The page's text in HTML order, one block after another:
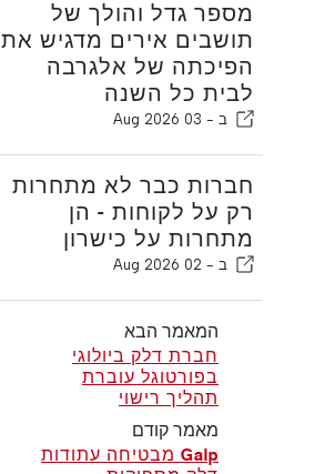
מספר גדל והולך של
תושבים אירים מדגיש את
הפיכתה של אלגרבה
לבית כל השנה
ב - 03 Aug 2026
חברות כבר לא מתחרות
רק על לקוחות - הן
מתחרות על כישרון
ב - 02 Aug 2026
המאמר הבא
חברת דלק ביולוגי
בפורטוגל עוברת
תהליך רישוי
מאמר קודם
Galp מבטיחה עתודות